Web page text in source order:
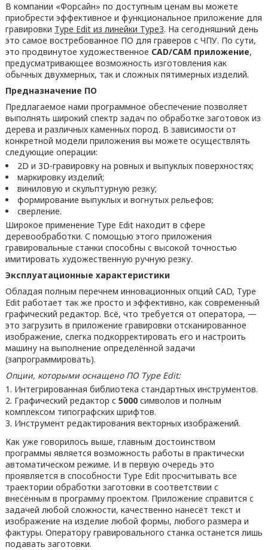
В компании «Форсайн» по доступным ценам вы можете
приобрести эффективное и функциональное приложение для
гравировки Type Edit из линейки Type3. На сегодняшний день
это самое востребованное ПО для граверов с ЧПУ. По сути,
это продвинутое художественное CAD/CAM приложение,
предусматривающее возможность изготовления как
обычных двухмерных, так и сложных пятимерных изделий.
Предназначение ПО
Предлагаемое нами программное обеспечение позволяет
выполнять широкий спектр задач по обработке заготовок из
дерева и различных каменных пород. В зависимости от
конкретной модели приложения вы можете осуществлять
следующие операции:
2D и 3D-гравировку на ровных и выпуклых поверхностях;
маркировку изделий;
виниловую и скульптурную резку;
формирование выпуклых и вогнутых рельефов;
сверление.
Широкое применение Type Edit находит в сфере
деревообработки. С помощью этого приложения
гравировальные станки способны с высокой точностью
имитировать художественную ручную резку.
Эксплуатационные характеристики
Обладая полным перечнем инновационных опций CAD, Type
Edit работает так же просто и эффективно, как современный
графический редактор. Всё, что требуется от оператора, —
это загрузить в приложение гравировки отсканированное
изображение, слегка подкорректировать его и настроить
машину на выполнение определённой задачи
(запрограммировать).
Опции, которыми оснащено ПО Type Edit:
Интегрированная библиотека стандартных инструментов.
Графический редактор с 5000символов и полным
комплексом типографских шрифтов.
Инструмент редактирования векторных изображений.
Как уже говорилось выше, главным достоинством
программы является возможность работы в практически
автоматическом режиме. И в первую очередь это
проявляется в способности Type Edit просчитывать все
траектории обработки заготовки в соответствии с
внесённым в программу проектом. Приложение справится с
задачей любой сложности, качественно нанесёт текст и
изображение на изделие любой формы, любого размера и
фактуры. Оператору гравировального станка останется лишь
подавать заготовки.